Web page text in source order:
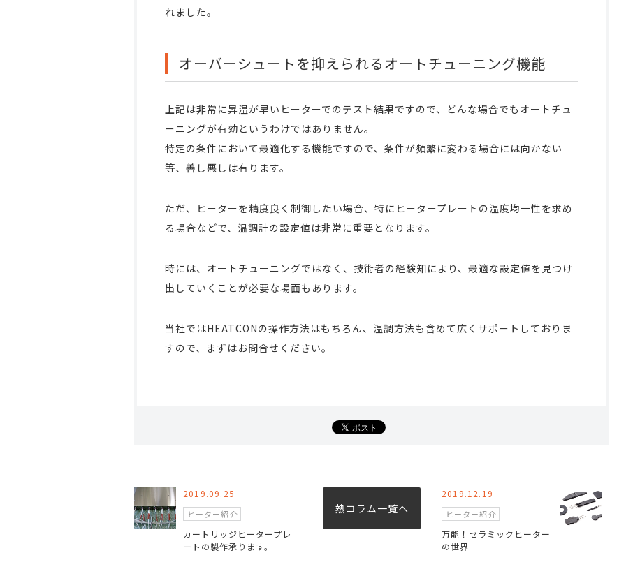
れました。
オーバーシュートを抑えられるオートチューニング機能
上記は非常に昇温が早いヒーターでのテスト結果ですので、どんな場合でもオートチュ
ーニングが有効というわけではありません。
特定の条件において最適化する機能ですので、条件が頻繁に変わる場合には向かない
等、善し悪しは有ります。
ただ、ヒーターを精度良く制御したい場合、特にヒータープレートの温度均一性を求め
る場合などで、温調計の設定値は非常に重要となります。
時には、オートチューニングではなく、技術者の経験知により、最適な設定値を見つけ
出していくことが必要な場面もあります。
当社ではHEATCONの操作方法はもちろん、温調方法も含めて広くサポートしておりま
すので、まずはお問合せください。
2019.09.25
ヒーター紹介
カートリッジヒータープレ
ートの製作承ります。
熱コラム一覧へ
2019.12.19
ヒーター紹介
万能！セラミックヒーター
の世界